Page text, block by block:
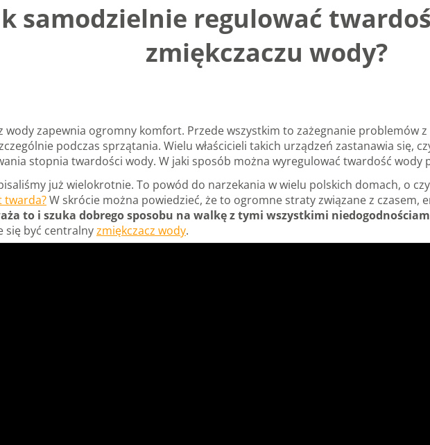
samodzielnie regulować
zmiękczaczu wody?
wody zapewnia ogromny komfort. Przede wszystkim to zażegnanie problemów
podczas sprzątania. Wielu właścicieli takich urządzeń zastanawia się,
stopnia twardości wody. W jaki sposób można wyregulować twardość wody
już wielokrotnie. To powód do narzekania w wielu polskich domach, o
twarda?W skrócie można powiedzieć, że to ogromne straty związane z czasem,
to i szuka dobrego sposobu na walkę z tymi wszystkimi
się być centralnyzmiękczacz wody.